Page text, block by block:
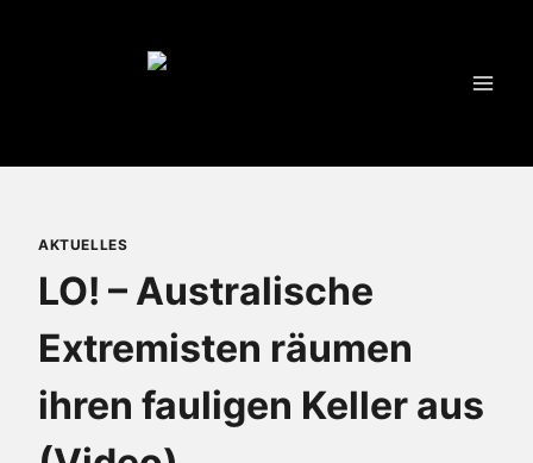
AKTUELLES
LO! – Australische
Extremisten räumen
ihren fauligen Keller aus